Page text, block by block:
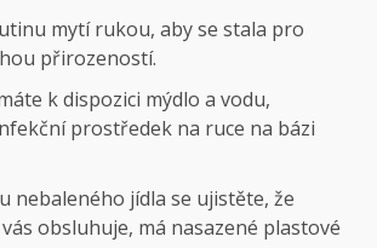
mytí rukou, aby se stala pro
přirozeností.
k dispozici mýdlo a vodu,
prostředek na ruce na bázi
nebaleného jídla se ujistěte, že
obsluhuje, má nasazené plastové